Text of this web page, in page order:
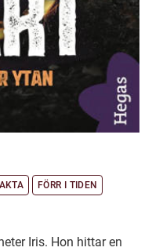
FÖRR I TIDEN
Iris. Hon hittar en